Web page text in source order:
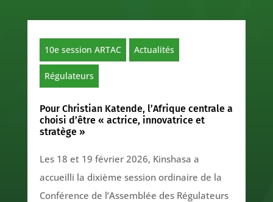
10e session ARTAC Actualités
Régulateurs
Pour Christian Katende, l’Afrique centrale a
choisi d’être « actrice, innovatrice et
stratège »
Les 18 et 19 février 2026, Kinshasa a
accueilli la dixième session ordinaire de la
Conférence de l’Assemblée des Régulateurs